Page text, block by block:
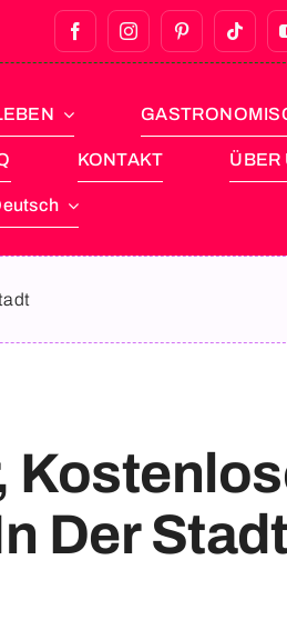
KONTAKT ÜBER
Der Stadt